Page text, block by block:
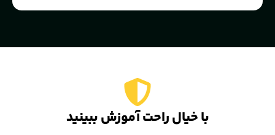
با خیال راحت آموزش ببینید